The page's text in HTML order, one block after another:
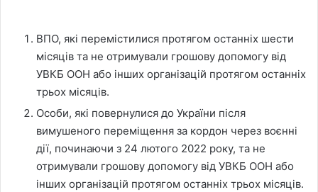
ВПО, які перемістилися протягом останніх шести
місяців та не отримували грошову допомогу від
УВКБ ООН або інших організацій протягом останніх
трьох місяців.
Особи, які повернулися до України після
вимушеного переміщення за кордон через воєнні
дії, починаючи з 24 лютого 2022 року, та не
отримували грошову допомогу від УВКБ ООН або
інших організацій протягом останніх трьох місяців.